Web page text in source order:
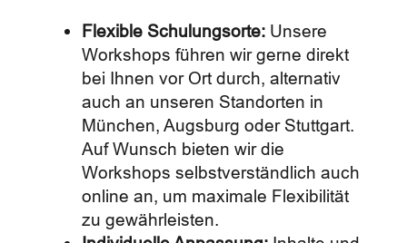
Flexible Schulungsorte: Unsere
Workshops führen wir gerne direkt
bei Ihnen vor Ort durch, alternativ
auch an unseren Standorten in
München, Augsburg oder Stuttgart.
Auf Wunsch bieten wir die
Workshops selbstverständlich auch
online an, um maximale Flexibilität
zu gewährleisten.